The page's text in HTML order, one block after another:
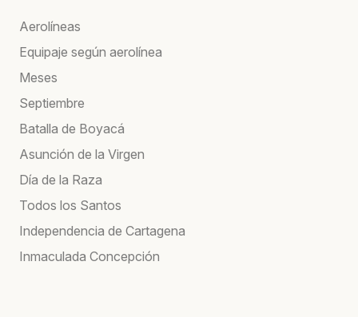
Aerolíneas
Equipaje según aerolínea
Meses
Septiembre
Batalla de Boyacá
Asunción de la Virgen
Día de la Raza
Todos los Santos
Independencia de Cartagena
Inmaculada Concepción